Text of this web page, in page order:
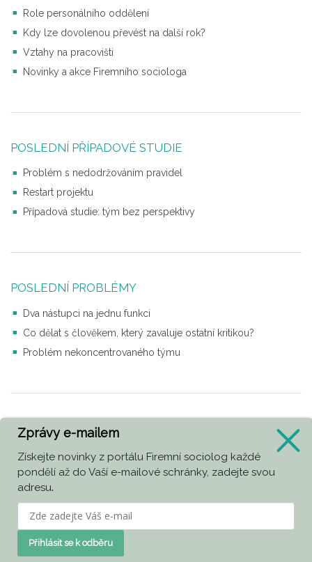
Role personálního oddělení
Kdy lze dovolenou převést na další rok?
Vztahy na pracovišti
Novinky a akce Firemního sociologa
POSLEDNÍ PŘÍPADOVÉ STUDIE
Problém s nedodržováním pravidel
Restart projektu
Případová studie: tým bez perspektivy
POSLEDNÍ PROBLÉMY
Dva nástupci na jednu funkci
Co dělat s člověkem, který zavaluje ostatní kritikou?
Problém nekoncentrovaného týmu
NAPOSLEDY V PORADNĚ
Jak řešit konflikt silných osobností
Jak zvládnout fámu
Co dělat se zaměstnancem – aktivistou
Zprávy e-mailem
Získejte novinky z portálu Firemní sociolog každé
pondělí až do Vaší e-mailové schránky, zadejte svou
adresu.
Přihlásit se k odběru